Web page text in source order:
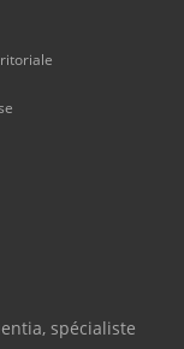
spécialiste